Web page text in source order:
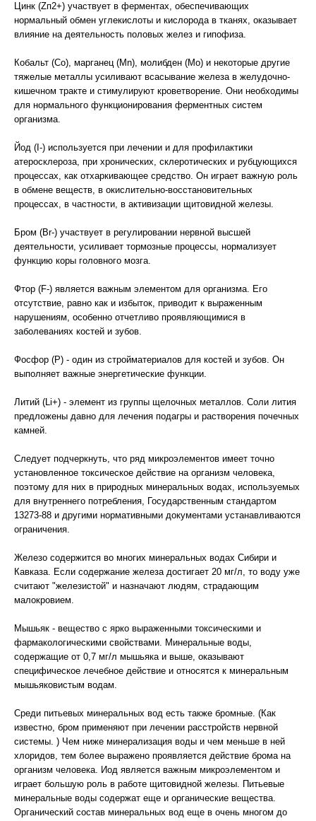
Цинк (Zп2+) участвует в ферментах, обеспечивающих
нормальный обмен углекислоты и кислорода в тканях, оказывает
влияние на деятельность половых желез и гипофиза.
Кобальт (Со), марганец (Мn), молибден (Мо) и некоторые другие
тяжелые металлы усиливают всасывание железа в желудочно-
кишечном тракте и стимулируют кроветворение. Они необходимы
для нормального функционирования ферментных систем
организма.
Йод (I-) используется при лечении и для профилактики
атеросклероза, при хронических, склеротических и рубцующихся
процессах, как отхаркивающее средство. Он играет важную роль
в обмене веществ, в окислительно-восстановительных
процессах, в частности, в активизации щитовидной железы.
Бром (Br-) участвует в регулировании нервной высшей
деятельности, усиливает тормозные процессы, нормализует
функцию коры головного мозга.
Фтор (F-) является важным элементом для организма. Его
отсутствие, равно как и избыток, приводит к выраженным
нарушениям, особенно отчетливо проявляющимися в
заболеваниях костей и зубов.
Фосфор (Р) - один из стройматериалов для костей и зубов. Он
выполняет важные энергетические функции.
Литий (Li+) - элемент из группы щелочных металлов. Соли лития
предложены давно для лечения подагры и растворения почечных
камней.
Следует подчеркнуть, что ряд микроэлементов имеет точно
установленное токсическое действие на организм человека,
поэтому для них в природных минеральных водах, используемых
для внутреннего потребления, Государственным стандартом
13273-88 и другими нормативными документами устанавливаются
ограничения.
Железо содержится во многих минеральных водах Сибири и
Кавказа. Если содержание железа достигает 20 мг/л, то воду уже
считают "железистой" и назначают людям, страдающим
малокровием.
Мышьяк - вещество с ярко выраженными токсическими и
фармакологическими свойствами. Минеральные воды,
содержащие от 0,7 мг/л мышьяка и выше, оказывают
специфическое лечебное действие и относятся к минеральным
мышьяковистым водам.
Среди питьевых минеральных вод есть также бромные. (Как
известно, бром применяют при лечении расстройств нервной
системы. ) Чем ниже минерализация воды и чем меньше в ней
хлоридов, тем более выражено проявляется действие брома на
организм человека. Иод является важным микроэлементом и
играет большую роль в работе щитовидной железы. Питьевые
минеральные воды содержат еще и органические вещества.
Органический состав минеральных вод еще в очень многом до